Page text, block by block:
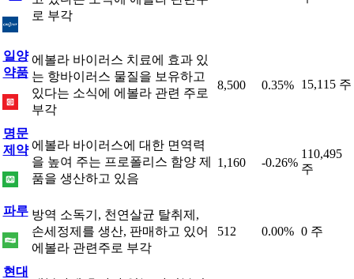
로 부각
일양
약품
에볼라 바이러스 치료에 효과 있
는 항바이러스 물질을 보유하고
있다는 소식에 에볼라 관련 주로
부각
8,500 0.35% 15,115 주
명문
제약 에볼라 바이러스에 대한 면역력
을 높여 주는 프로폴리스 함양 제
품을 생산하고 있음
1,160 -0.26%
110,495
주
파루 방역 소독기, 천연살균 탈취제,
손세정제를 생산, 판매하고 있어
에볼라 관련주로 부각
512 0.00% 0 주
현대